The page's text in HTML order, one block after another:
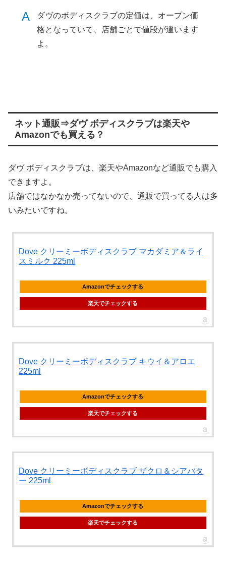
A
ダヴのボディスクラブの定価は、オープン価
格となっていて、店舗ごとで値段が違います
よ。
ネット通販⇒ダヴ ボディスクラブは楽天や
Amazonでも買える？
ダヴ ボディスクラブは、楽天やAmazonなど通販でも購入
できますよ。
店舗ではなかなか売ってないので、通販で買ってる人は多
いみたいですね。
Dove クリーミーボディスクラブ マカダミア＆ライ
スミルク 225ml
Amazonでチェックする
楽天でチェックする
Dove クリーミーボディスクラブ キウイ＆アロエ
225ml
Amazonでチェックする
楽天でチェックする
Dove クリーミーボディスクラブ ザクロ＆シアバタ
ー 225ml
Amazonでチェックする
楽天でチェックする